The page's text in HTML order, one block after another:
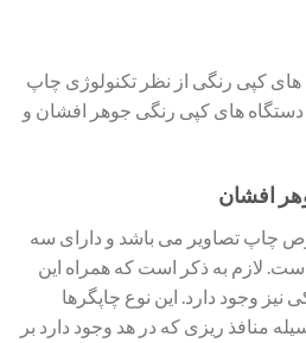
کپی رنگی از نظر تکنولوژی چاپ
های کپی رنگی جوهر افشان و
افشان
چاپ تصاویر می باشد و دارای سه
لازم به ذکر است که همراه این
وجود دارد. این نوع چاپگرها
منافذ ریزی که در هد وجود دارد بر